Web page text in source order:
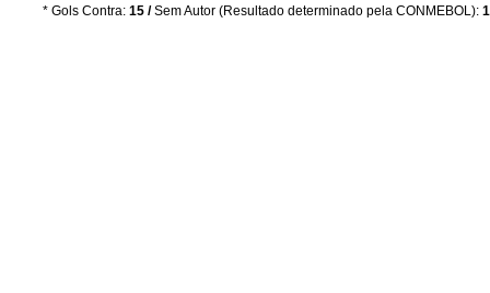
* Gols Contra: 15 /Sem Autor (Resultado determinado pela CONMEBOL): 1